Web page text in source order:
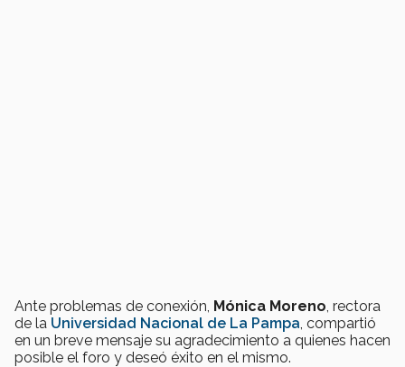
Ante problemas de conexión, Mónica Moreno, rectora
de la Universidad Nacional de La Pampa, compartió
en un breve mensaje su agradecimiento a quienes hacen
posible el foro y deseó éxito en el mismo.